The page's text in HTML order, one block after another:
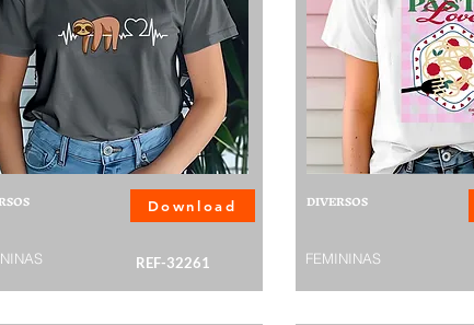
Download
REF-32261
DIVERSOS
FEMININAS